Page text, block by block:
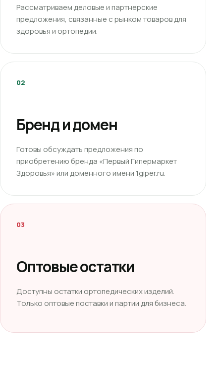
Рассматриваем деловые и партнерские
предложения, связанные с рынком товаров для
здоровья и ортопедии.
02
Бренд и домен
Готовы обсуждать предложения по
приобретению бренда «Первый Гипермаркет
Здоровья» или доменного имени 1giper.ru.
03
Оптовые остатки
Доступны остатки ортопедических изделий.
Только оптовые поставки и партии для бизнеса.